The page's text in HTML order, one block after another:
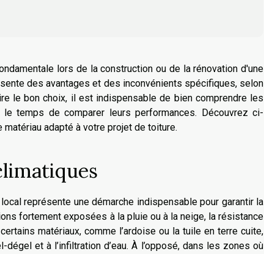
lors de la construction ou de la rénovation d'une
des avantages et des inconvénients spécifiques, selon
le bon choix, il est indispensable de bien comprendre les
temps de comparer leurs performances. Découvrez ci-
adapté à votre projet de toiture.
représente une démarche indispensable pour garantir la
fortement exposées à la pluie ou à la neige, la résistance
matériaux, comme l’ardoise ou la tuile en terre cuite,
et à l’infiltration d’eau. À l’opposé, dans les zones où